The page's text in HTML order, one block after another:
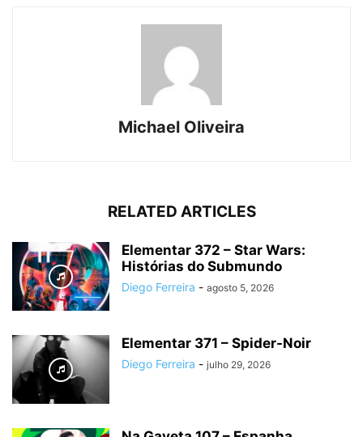
Michael Oliveira
RELATED ARTICLES
Elementar 372 – Star Wars:
Histórias do Submundo
Diego Ferreira - agosto 5, 2026
Elementar 371 – Spider-Noir
Diego Ferreira - julho 29, 2026